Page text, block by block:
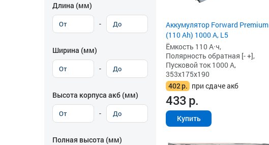
Длина (мм)
-
Ширина (мм)
-
Высота корпуса акб (мм)
-
Полная высота (мм)
Аккумулятор Forward Premium
(110 Ah) 1000 А, L5
Ёмкость 110 А·ч,
Полярность обратная [- +],
Пусковой ток 1000 А,
353x175x190
402р. при сдаче акб
433р.
Купить